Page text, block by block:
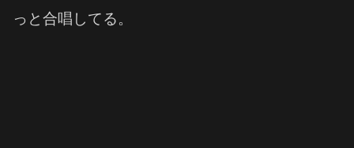
っと合唱してる。